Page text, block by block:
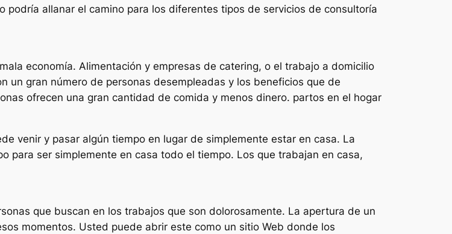
podría allanar el camino para los diferentes tipos de servicios de consultoría
economía. Alimentación y empresas de catering, o el trabajo a domicilio
un gran número de personas desempleadas y los beneficios que de
ofrecen una gran cantidad de comida y menos dinero. partos en el hogar
venir y pasar algún tiempo en lugar de simplemente estar en casa. La
para ser simplemente en casa todo el tiempo. Los que trabajan en casa,
que buscan en los trabajos que son dolorosamente. La apertura de un
momentos. Usted puede abrir este como un sitio Web donde los